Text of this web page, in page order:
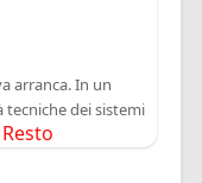
arranca. In un
tecniche dei sistemi